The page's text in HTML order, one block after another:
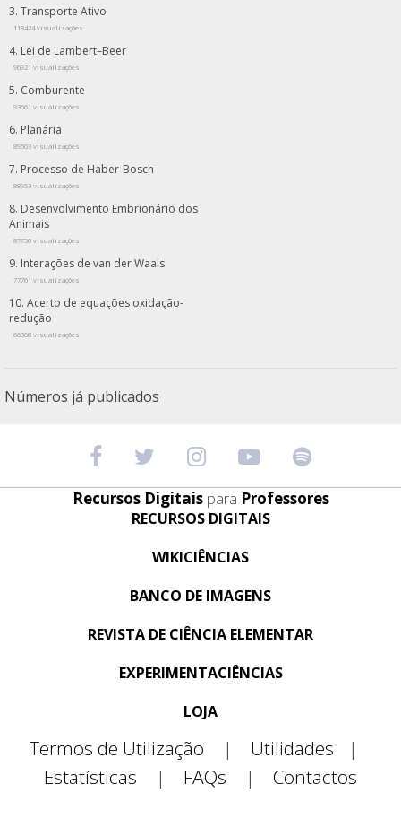
Transporte Ativo
118424 visualizações
Lei de Lambert–Beer
96921 visualizações
Comburente
93661 visualizações
Planária
89503 visualizações
Processo de Haber-Bosch
88953 visualizações
Desenvolvimento Embrionário dos
Animais
87750 visualizações
Interações de van der Waals
77761 visualizações
Acerto de equações oxidação-
redução
66368 visualizações
Números já publicados
Recursos Digitais para Professores
RECURSOS DIGITAIS
WIKICIÊNCIAS
BANCO DE IMAGENS
REVISTA DE CIÊNCIA ELEMENTAR
EXPERIMENTACIÊNCIAS
LOJA
Termos de Utilização | Utilidades
|
Estatísticas
| FAQs | Contactos